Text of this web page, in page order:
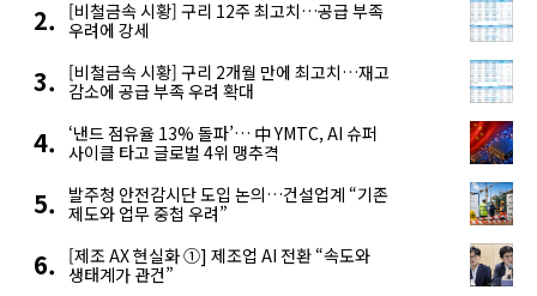
[비철금속 시황] 구리 12주 최고치…공급 부족
우려에 강세
[비철금속 시황] 구리 2개월 만에 최고치…재고
감소에 공급 부족 우려 확대
‘낸드 점유율 13% 돌파’… 中 YMTC, AI 슈퍼
사이클 타고 글로벌 4위 맹추격
발주청 안전감시단 도입 논의…건설업계 “기존
제도와 업무 중첩 우려”
[제조 AX 현실화 ①] 제조업 AI 전환 “속도와
생태계가 관건”